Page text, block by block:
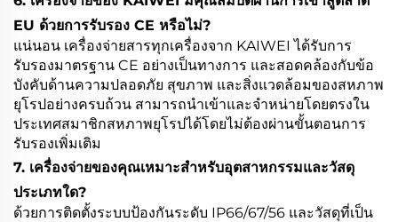
EU ด้วยการรับรอง CE หรือไม่?
แน่นอน เครื่องจ่ายสารทุกเครื่องจาก KAIWEI ได้รับการ
รับรองมาตรฐาน CE อย่างเป็นทางการ และสอดคล้องกับข้อ
บังคับด้านความปลอดภัย สุขภาพ และสิ่งแวดล้อมของสหภาพ
ยุโรปอย่างครบถ้วน สามารถนำเข้าและจำหน่ายโดยตรงใน
ประเทศสมาชิกสหภาพยุโรปได้โดยไม่ต้องผ่านขั้นตอนการ
รับรองเพิ่มเติม
7. เครื่องจ่ายของคุณเหมาะสำหรับอุตสาหกรรมและวัสดุ
ประเภทใด?
ด้วยการติดตั้งระบบป้องกันระดับ IP66/67/56 และวัสดุที่เป็น